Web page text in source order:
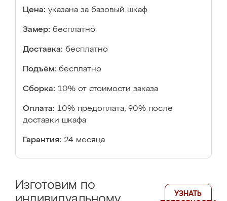
Цена: указана за базовый шкаф
Замер: бесплатно
Доставка: бесплатно
Подъём: бесплатно
Сборка: 10% от стоимости заказа
Оплата: 10% предоплата, 90% после
доставки шкафа
Гарантия: 24 месяца
Изготовим по
УЗНАТЬ